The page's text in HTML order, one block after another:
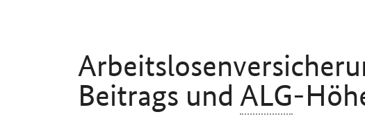
Beitrags und ALG-